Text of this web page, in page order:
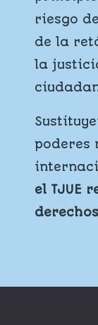
riesgo
de la
la
poderes
el TJUE